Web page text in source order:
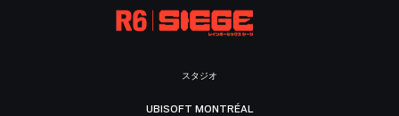
スタジオ
UBISOFT MONTRÉAL